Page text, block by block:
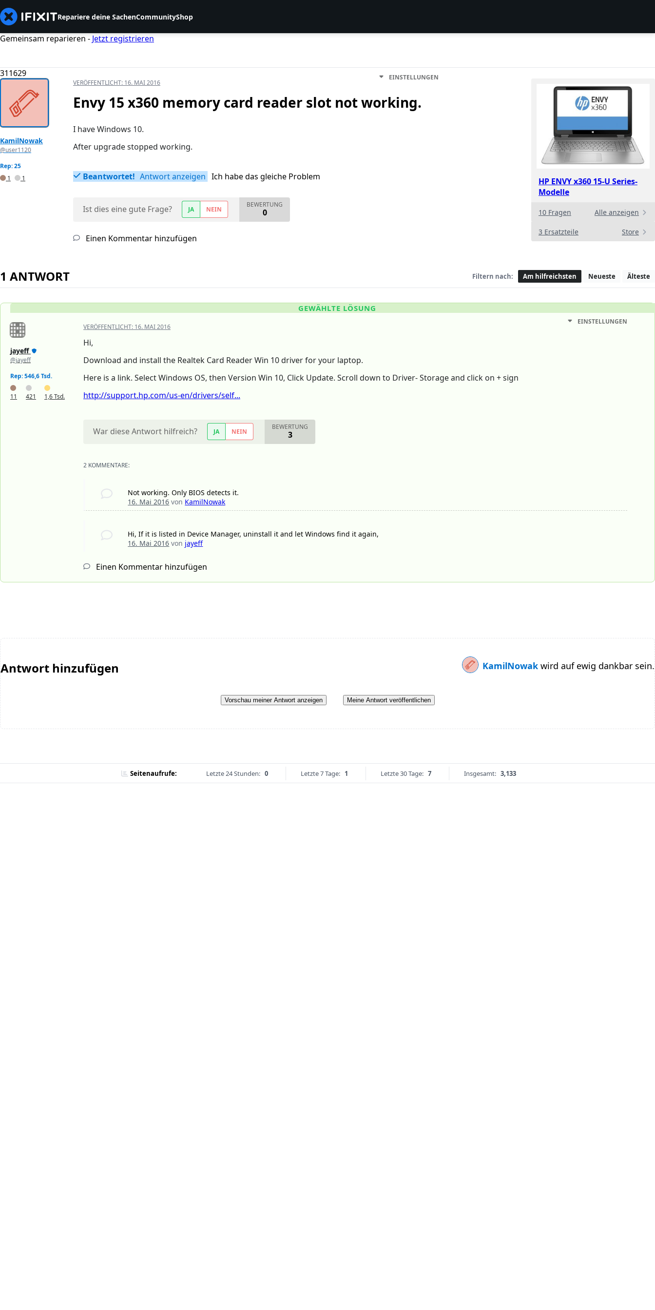
Repariere deine SachenCommunityShop
Gemeinsam reparieren - Jetzt registrieren
311629
HP ENVY x360 15-U Series-
Modelle
10 Fragen Alle anzeigen
3 Ersatzteile Store
KamilNowak
@user1120
Rep: 25
1
1
VERÖFFENTLICHT: 16. MAI 2016
EINSTELLUNGEN
Envy 15 x360 memory card reader slot not working.
I have Windows 10.
After upgrade stopped working.
Beantwortet! Antwort anzeigen Ich habe das gleiche Problem
Ist dies eine gute Frage? JA NEIN
BEWERTUNG
0
Einen Kommentar hinzufügen
1 ANTWORT Filtern nach: Am hilfreichsten Neueste Älteste
GEWÄHLTE LÖSUNG
jayeff
@jayeff
Rep: 546,6 Tsd.
11 421 1,6 Tsd.
VERÖFFENTLICHT: 16. MAI 2016
EINSTELLUNGEN
Hi,
Download and install the Realtek Card Reader Win 10 driver for your laptop.
Here is a link. Select Windows OS, then Version Win 10, Click Update. Scroll down to Driver- Storage and click on + sign
http://support.hp.com/us-en/drivers/self...
War diese Antwort hilfreich? JA NEIN
BEWERTUNG
3
2 KOMMENTARE:
Not working. Only BIOS detects it.
16. Mai 2016 von KamilNowak
Hi, If it is listed in Device Manager, uninstall it and let Windows find it again,
16. Mai 2016 von jayeff
Einen Kommentar hinzufügen
Antwort hinzufügen KamilNowak wird auf ewig dankbar sein.
Vorschau meiner Antwort anzeigen Meine Antwort veröffentlichen
Seitenaufrufe: Letzte 24 Stunden: 0 Letzte 7 Tage: 1 Letzte 30 Tage: 7 Insgesamt: 3,133